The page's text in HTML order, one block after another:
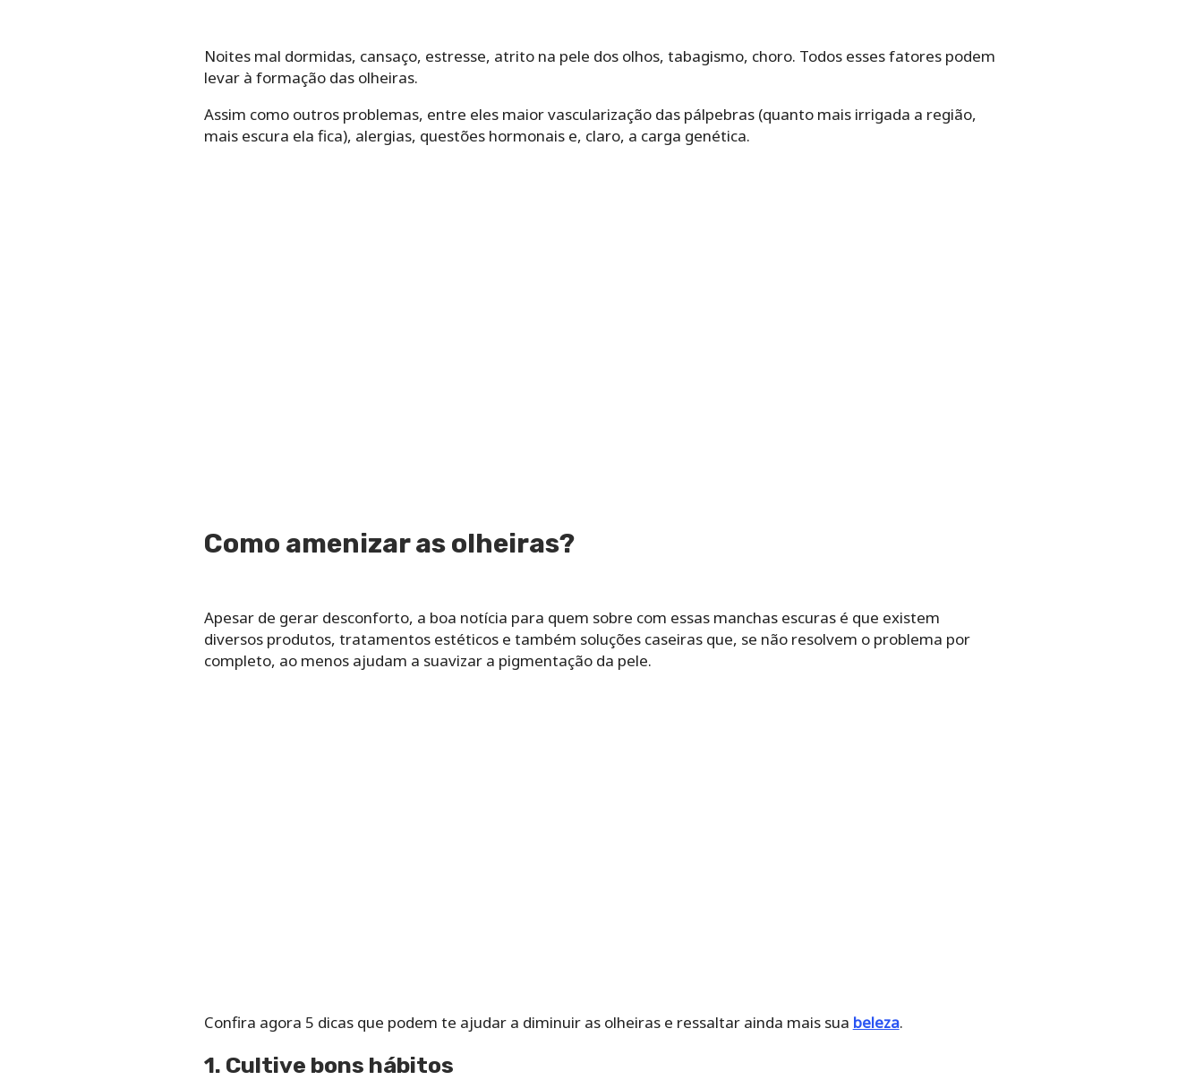
Noites mal dormidas, cansaço, estresse, atrito na pele dos olhos, tabagismo, choro. Todos esses fatores podem
levar à formação das olheiras.
Assim como outros problemas, entre eles maior vascularização das pálpebras (quanto mais irrigada a região,
mais escura ela fica), alergias, questões hormonais e, claro, a carga genética.
Como amenizar as olheiras?
Apesar de gerar desconforto, a boa notícia para quem sobre com essas manchas escuras é que existem
diversos produtos, tratamentos estéticos e também soluções caseiras que, se não resolvem o problema por
completo, ao menos ajudam a suavizar a pigmentação da pele.
Confira agora 5 dicas que podem te ajudar a diminuir as olheiras e ressaltar ainda mais sua beleza.
1. Cultive bons hábitos